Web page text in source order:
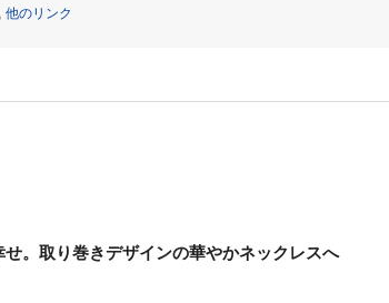
他のリンク
。取り巻きデザインの華やかネックレスへ